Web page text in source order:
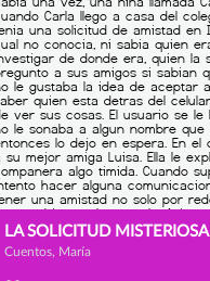
LA SOLICITUD MISTERIOSA
Cuentos, María